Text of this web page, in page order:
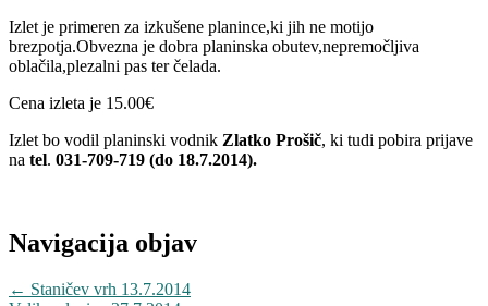
Izlet je primeren za izkušene planince,ki jih ne motijo
brezpotja.Obvezna je dobra planinska obutev,nepremočljiva
oblačila,plezalni pas ter čelada.
Cena izleta je 15.00€
Izlet bo vodil planinski vodnik Zlatko Prošič, ki tudi pobira prijave
na tel. 031-709-719 (do 18.7.2014).
Navigacija objav
← Staničev vrh 13.7.2014